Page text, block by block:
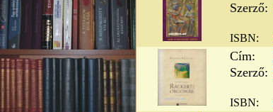
Szerző:
ISBN:
Cím:
Szerző:
ISBN: